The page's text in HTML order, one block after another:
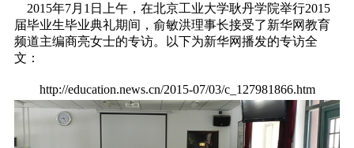
2015年7月1日上午，在北京工业大学耿丹学院举行2015
届毕业生毕业典礼期间，俞敏洪理事长接受了新华网教育
频道主编商亮女士的专访。以下为新华网播发的专访全
文：
http://education.news.cn/2015-07/03/c_127981866.htm